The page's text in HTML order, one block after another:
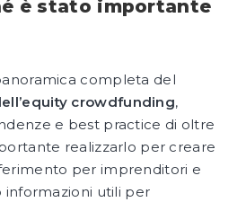
è stato importante
completa del
crowdfunding,
e best practice di oltre
realizzarlo per creare
per imprenditori e
informazioni utili per